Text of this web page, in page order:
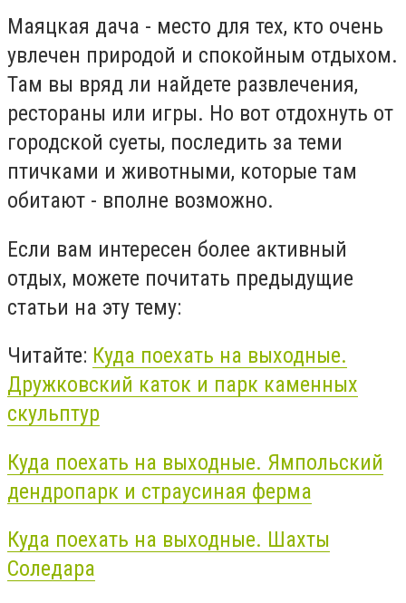
Маяцкая дача - место для тех, кто очень
увлечен природой и спокойным отдыхом.
Там вы вряд ли найдете развлечения,
рестораны или игры. Но вот отдохнуть от
городской суеты, последить за теми
птичками и животными, которые там
обитают - вполне возможно.
Если вам интересен более активный
отдых, можете почитать предыдущие
статьи на эту тему:
Читайте: Куда поехать на выходные.
Дружковский каток и парк каменных
скульптур
Куда поехать на выходные. Ямпольский
дендропарк и страусиная ферма
Куда поехать на выходные. Шахты
Соледара